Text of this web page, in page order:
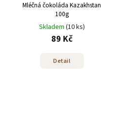
Mléčná čokoláda Kazakhstan
100g
Skladem (10 ks)
89 Kč
Detail